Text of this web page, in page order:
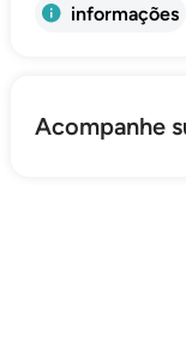
informações
Acompanhe